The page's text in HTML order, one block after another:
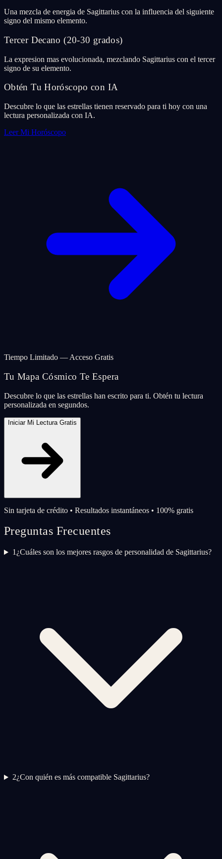
Una mezcla de energia de Sagittarius con la influencia del siguiente
signo del mismo elemento.
Tercer Decano (20-30 grados)
La expresion mas evolucionada, mezclando Sagittarius con el tercer
signo de su elemento.
Obtén Tu Horóscopo con IA
Descubre lo que las estrellas tienen reservado para ti hoy con una
lectura personalizada con IA.
Leer Mi Horóscopo
Tiempo Limitado — Acceso Gratis
Tu Mapa Cósmico Te Espera
Descubre lo que las estrellas han escrito para ti. Obtén tu lectura
personalizada en segundos.
Iniciar Mi Lectura Gratis
Sin tarjeta de crédito • Resultados instantáneos • 100% gratis
Preguntas Frecuentes
1 ¿Cuáles son los mejores rasgos de personalidad de Sagittarius?
2¿Con quién es más compatible Sagittarius?